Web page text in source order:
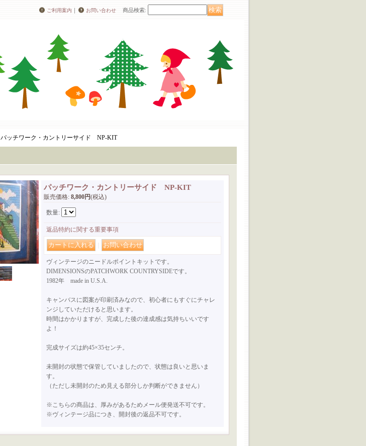
ご利用案内 ｜ お問い合わせ 商品検索:
パッチワーク・カントリーサイド NP-KIT
パッチワーク・カントリーサイド NP-KIT
販売価格: 8,800円(税込)
数量:
返品特約に関する重要事項
ヴィンテージのニードルポイントキットです。
DIMENSIONSのPATCHWORK COUNTRYSIDEです。
1982年 made in U.S.A.
キャンバスに図案が印刷済みなので、初心者にもすぐにチャレ
ンジしていただけると思います。
時間はかかりますが、完成した後の達成感は気持ちいいです
よ！
完成サイズは約45×35センチ。
未開封の状態で保管していましたので、状態は良いと思いま
す。
（ただし未開封のため見える部分しか判断ができません）
※こちらの商品は、厚みがあるためメール便発送不可です。
※ヴィンテージ品につき、開封後の返品不可です。